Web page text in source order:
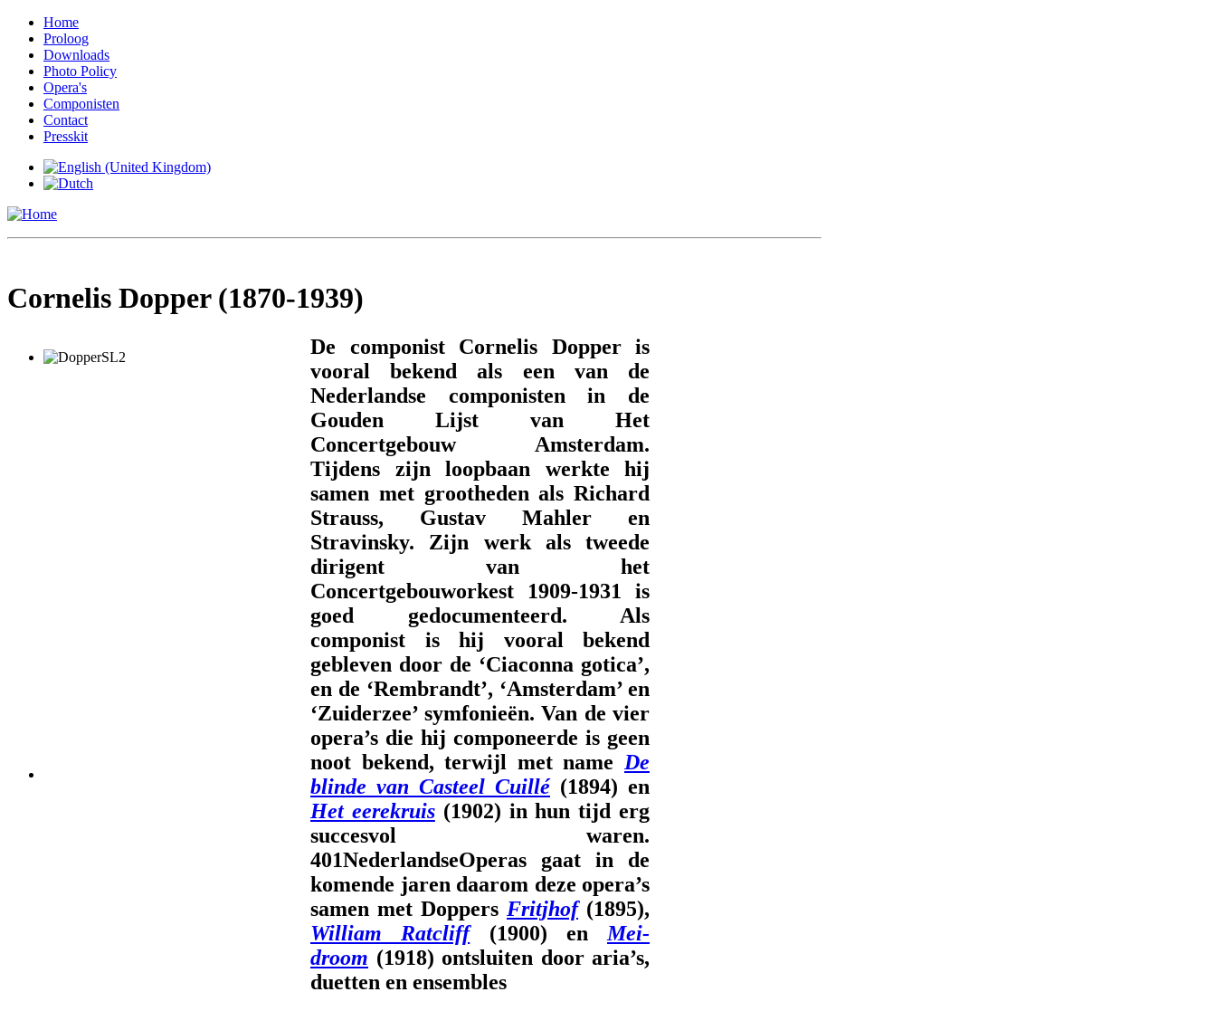
Home
Proloog
Downloads
Photo Policy
Opera's
Componisten
Contact
Presskit
Cornelis Dopper (1870-1939)
De componist Cornelis Dopper is
vooral bekend als een van de
Nederlandse componisten in de
Gouden Lijst van Het
Concertgebouw Amsterdam.
Tijdens zijn loopbaan werkte hij
samen met grootheden als Richard
Strauss, Gustav Mahler en
Stravinsky. Zijn werk als tweede
dirigent van het
Concertgebouworkest 1909-1931 is
goed gedocumenteerd. Als
componist is hij vooral bekend
gebleven door de ‘Ciaconna gotica’,
en de ‘Rembrandt’, ‘Amsterdam’ en
‘Zuiderzee’ symfonieën. Van de vier
opera’s die hij componeerde is geen
noot bekend, terwijl met name De
blinde van Casteel Cuillé(1894) en
Het eerekruis(1902) in hun tijd erg
succesvol waren.
401NederlandseOperas gaat in de
komende jaren daarom deze opera’s
samen met Doppers Fritjhof(1895),
William Ratcliff(1900) en Mei-
droom (1918) ontsluiten door aria’s,
duetten en ensembles